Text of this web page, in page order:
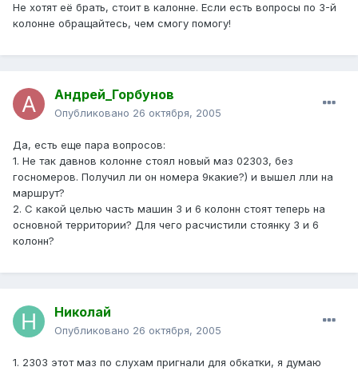
Не хотят её брать, стоит в калонне. Если есть вопросы по 3-й
колонне обращайтесь, чем смогу помогу!
Андрей_Горбунов
Опубликовано 26 октября, 2005
Да, есть еще пара вопросов:
1. Не так давнов колонне стоял новый маз 02303, без
госномеров. Получил ли он номера 9какие?) и вышел лли на
маршрут?
2. С какой целью часть машин 3 и 6 колонн стоят теперь на
основной территории? Для чего расчистили стоянку 3 и 6
колонн?
Николай
Опубликовано 26 октября, 2005
1. 2303 этот маз по слухам пригнали для обкатки, я думаю